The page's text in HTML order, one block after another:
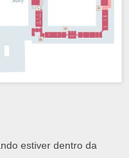
estiver dentro da